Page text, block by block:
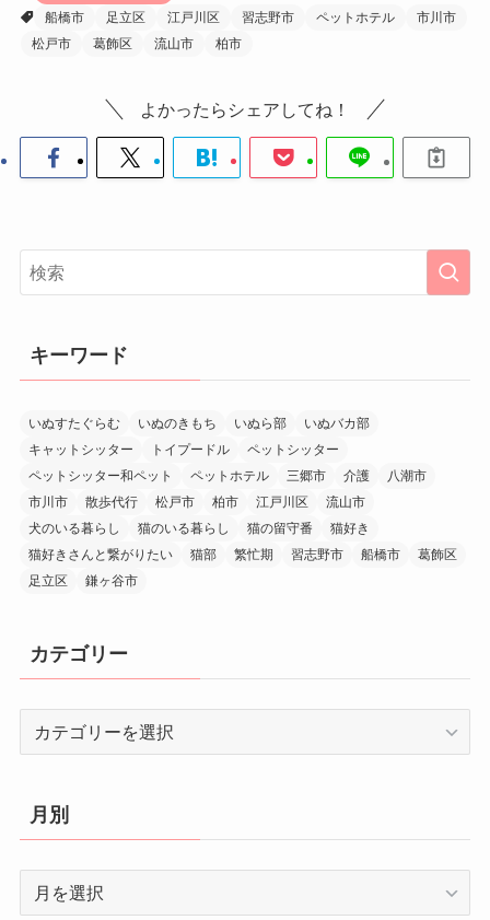
船橋市
足立区 江戸川区 習志野市 ペットホテル
市川市
松戸市
葛飾区 流山市 柏市
よかったらシェアしてね！
キーワード
いぬすたぐらむ いぬのきもち いぬら部
いぬバカ部
キャットシッター
トイプードル
ペットシッター
ペットシッター和ペット
ペットホテル 三郷市 介護
八潮市
市川市
散歩代行 松戸市 柏市 江戸川区
流山市
犬のいる暮らし
猫のいる暮らし 猫の留守番
猫好き
猫好きさんと繋がりたい
猫部 繁忙期 習志野市 船橋市
葛飾区
足立区
鎌ヶ谷市
カテゴリー
リ
ー
月別